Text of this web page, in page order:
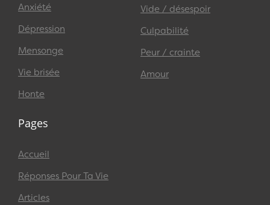
Anxiété
Dépression
Mensonge
Vie brisée
Honte
Vide / désespoir
Culpabilité
Peur / crainte
Amour
Pages
Accueil
Réponses Pour Ta Vie
Articles